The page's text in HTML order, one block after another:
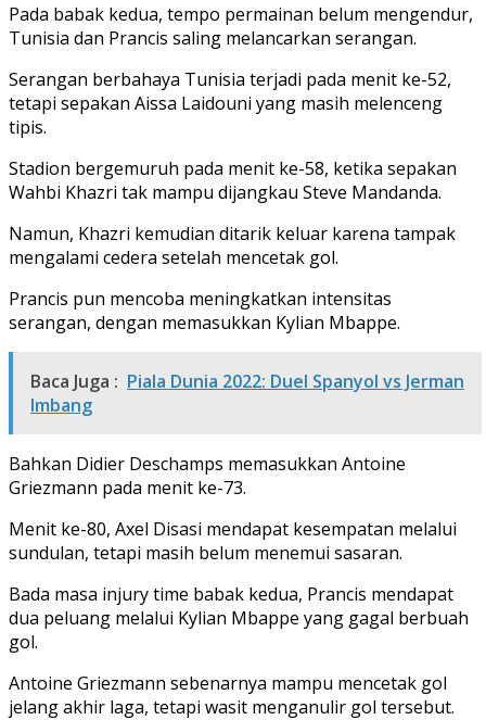
Pada babak kedua, tempo permainan belum mengendur,
Tunisia dan Prancis saling melancarkan serangan.
Serangan berbahaya Tunisia terjadi pada menit ke-52,
tetapi sepakan Aissa Laidouni yang masih melenceng
tipis.
Stadion bergemuruh pada menit ke-58, ketika sepakan
Wahbi Khazri tak mampu dijangkau Steve Mandanda.
Namun, Khazri kemudian ditarik keluar karena tampak
mengalami cedera setelah mencetak gol.
Prancis pun mencoba meningkatkan intensitas
serangan, dengan memasukkan Kylian Mbappe.
Baca Juga : Piala Dunia 2022: Duel Spanyol vs Jerman
Imbang
Bahkan Didier Deschamps memasukkan Antoine
Griezmann pada menit ke-73.
Menit ke-80, Axel Disasi mendapat kesempatan melalui
sundulan, tetapi masih belum menemui sasaran.
Bada masa injury time babak kedua, Prancis mendapat
dua peluang melalui Kylian Mbappe yang gagal berbuah
gol.
Antoine Griezmann sebenarnya mampu mencetak gol
jelang akhir laga, tetapi wasit menganulir gol tersebut.